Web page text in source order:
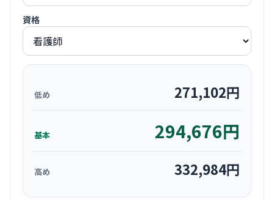
資格
低め 271,102円
基本 294,676円
高め 332,984円